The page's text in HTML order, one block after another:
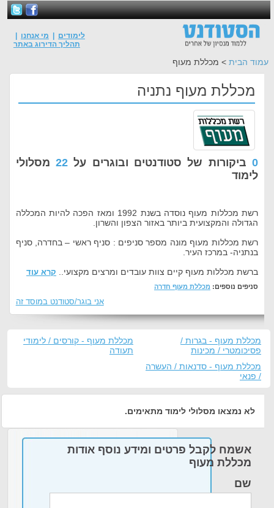
לימודים מי אנחנו
תהליך הדירוג באתר
עמוד הבית > מכללת מעוף
מכללת מעוף נתניה
0ביקורות של סטודנטים ובוגרים על 22מסלולי
לימוד
רשת מכללות מעוף נוסדה בשנת 1992 ומאז הפכה להיות המכללה
הגדולה והמקצועית ביותר באזור הצפון והשרון.
רשת מכללות מעוף מונה מספר סניפים : סניף ראשי – בחדרה, סניף
בנתניה- במרכז העיר.
ברשת מכללות מעוף קיים צוות עובדים ומרצים מקצועי.. קרא עוד
סניפים נוספים: מכללת מעוף חדרה
אני בוגר/סטודנט במוסד זה
מכללת מעוף - בגרות /
פסיכומטרי / מכינות
מכללת מעוף - קורסים / לימודי
תעודה
מכללת מעוף - סדנאות / העשרה
/ פנאי
לא נמצאו מסלולי לימוד מתאימים.
אשמח לקבל פרטים ומידע נוסף אודות
מכללת מעוף
שם